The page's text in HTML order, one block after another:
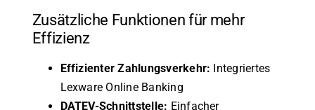
Zusätzliche Funktionen für mehr
Effizienz
Effizienter Zahlungsverkehr: Integriertes
Lexware Online Banking
DATEV-Schnittstelle: Einfacher